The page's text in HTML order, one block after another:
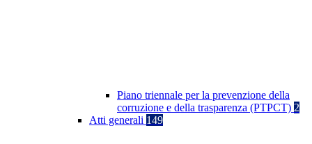
Piano triennale per la prevenzione della
corruzione e della trasparenza (PTPCT) 2
Atti generali 149